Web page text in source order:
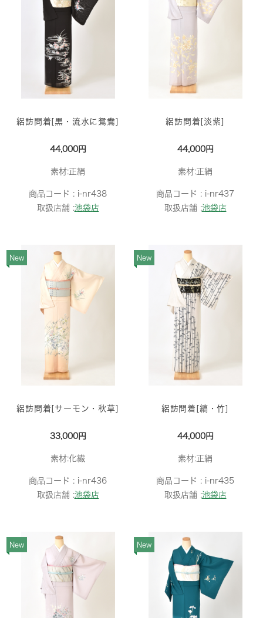
絽訪問着[黒・流水に鴛鴦]
44,000円
素材:正絹
商品コード : i-nr438
取扱店舗 :池袋店
絽訪問着[淡紫]
44,000円
素材:正絹
商品コード : i-nr437
取扱店舗 :池袋店
New
絽訪問着[サーモン・秋草]
33,000円
素材:化繊
商品コード : i-nr436
取扱店舗 :池袋店
New
絽訪問着[縞・竹]
44,000円
素材:正絹
商品コード : i-nr435
取扱店舗 :池袋店
New New